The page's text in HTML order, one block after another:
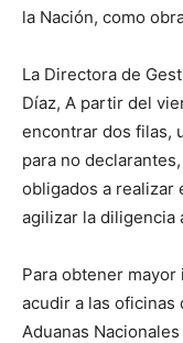
la Nación, como
La Directora de
Díaz, A partir del
encontrar dos filas,
para no
obligados a realizar
agilizar la diligencia
Para obtener
acudir a las oficinas
Aduanas